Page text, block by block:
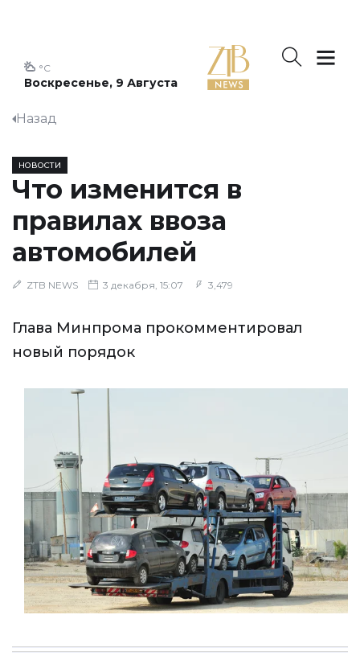
Воскресенье, 9 Августа
°C
Назад
НОВОСТИ
Что изменится в
правилах ввоза
автомобилей
ZTB NEWS 3 декабря, 15:07 3,479
Глава Минпрома прокомментировал
новый порядок